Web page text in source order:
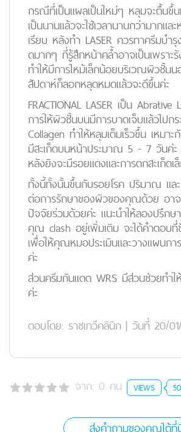
กรณีที่เป็นแผลเป็นใหม่ๆ หลุมจะตื้นขึ้
เป็นนานแล้วจะใช้เวลานานกว่ามากแล
เรียบ หลังทำ LASER ควรทาครีมบำ
ดมากๆ ที่รู้สึกหน้าคล้ำอาจเป็นเพราะรั
ทำให้มีการไหม้เล็กน้อยบริเวณผิวชั้น
สัปดาห์ก็ลอกหลุดหมดแล้วจะดีขึ้นค่ะ
FRACTIONAL LASER เป็น
การให้ผิวชั้นบนมีการบาดเจ็บแล้วไปก
Collagen ทำให้หลุมเต็มเร็วขึ้น เหมา
มีสะเก็ดบนหน้าประมาณ 5 - 7 วันค่
หลังยิงจะมีรอยแดงและการตกสะเก็ดเ
ทั้งนี้ทั้งนั้นขึ้นกับรอยโรค ปริมาณ แล
ต่อการรักษาของผิวของคุณด้วย อาจ
ปัจจัยร่วมด้วยค่ะ แนะนำให้ลองปรึก
คุณ clash อยู่เพิ่มเติม จะได้คำตอบที่
เพื่อให้คุณหมอประเมินและวางแผนกา
ค่ะ
ส่วนครีมกันแดด WRS มีส่วนช่วยทำใ
ค่ะ
ตอบโดย: ราชเทวีคลินิก | วันที่ 20/
จาก: 0 คน VIEWS
ส่งคำถามของคุณได้ที่